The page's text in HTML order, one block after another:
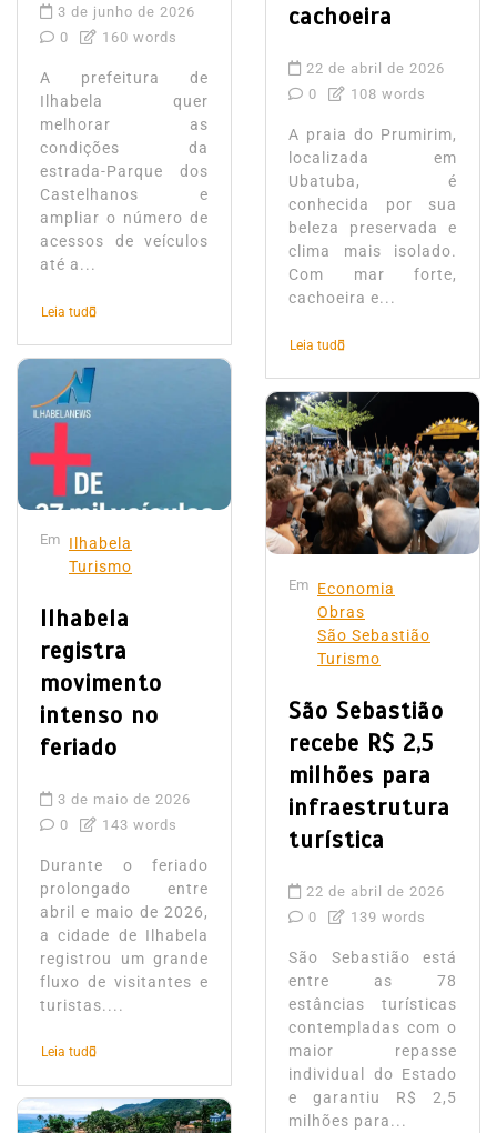
3 de junho de 2026
0
160 words
A prefeitura de
Ilhabela quer
melhorar as
condições da
estrada-Parque dos
Castelhanos e
ampliar o número de
acessos de veículos
até a...
Leia tudo
Em Ilhabela
Turismo
Ilhabela
registra
movimento
intenso no
feriado
3 de maio de 2026
0
143 words
Durante o feriado
prolongado entre
abril e maio de 2026,
a cidade de Ilhabela
registrou um grande
fluxo de visitantes e
turistas....
Leia tudo
cachoeira
22 de abril de 2026
0
108 words
A praia do Prumirim,
localizada em
Ubatuba, é
conhecida por sua
beleza preservada e
clima mais isolado.
Com mar forte,
cachoeira e...
Leia tudo
Em Economia
Obras
São Sebastião
Turismo
São Sebastião
recebe R$ 2,5
milhões para
infraestrutura
turística
22 de abril de 2026
0
139 words
São Sebastião está
entre as 78
estâncias turísticas
contempladas com o
maior repasse
individual do Estado
e garantiu R$ 2,5
milhões para...